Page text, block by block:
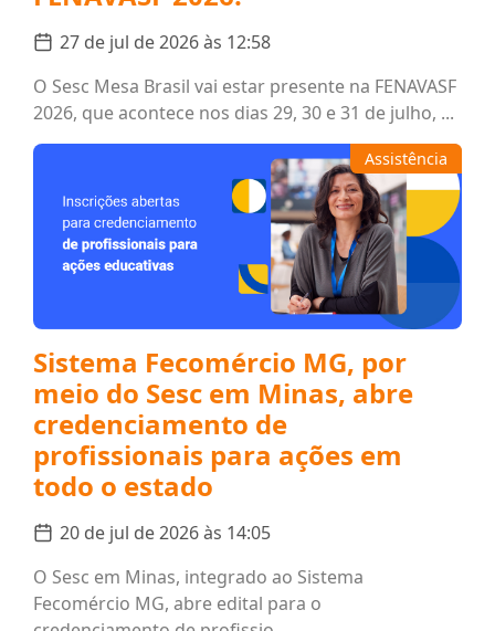
27 de jul de 2026 às 12:58
O Sesc Mesa Brasil vai estar presente na FENAVASF
2026, que acontece nos dias 29, 30 e 31 de julho, ...
Assistência
Sistema Fecomércio MG, por
meio do Sesc em Minas, abre
credenciamento de
profissionais para ações em
todo o estado
20 de jul de 2026 às 14:05
O Sesc em Minas, integrado ao Sistema
Fecomércio MG, abre edital para o